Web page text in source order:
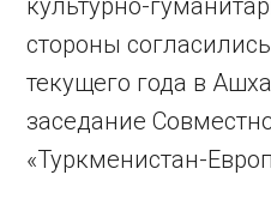
культурно-
стороны
текущего года в
заседание
«Туркменистан-